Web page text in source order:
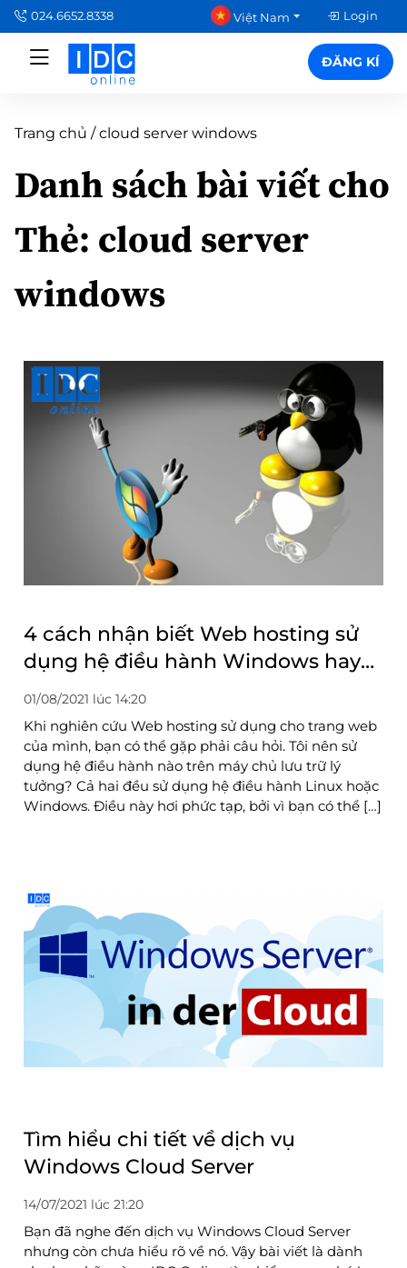
024.6652.8338 Việt Nam Login
ĐĂNG KÍ
Trang chủ /cloud server windows
Danh sách bài viết cho
Thẻ: cloud server
windows
4 cách nhận biết Web hosting sử
dụng hệ điều hành Windows hay
Linux
01/08/2021 lúc 14:20
Khi nghiên cứu Web hosting sử dụng cho trang web
của mình, bạn có thể gặp phải câu hỏi. Tôi nên sử
dụng hệ điều hành nào trên máy chủ lưu trữ lý
tưởng? Cả hai đều sử dụng hệ điều hành Linux hoặc
Windows. Điều này hơi phức tạp, bởi vì bạn có thể […]
Tìm hiểu chi tiết về dịch vụ
Windows Cloud Server
14/07/2021 lúc 21:20
Bạn đã nghe đến dịch vụ Windows Cloud Server
nhưng còn chưa hiểu rõ về nó. Vậy bài viết là dành